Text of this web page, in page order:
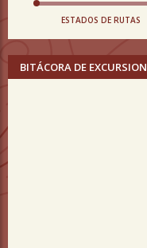
ESTADOS DE RUTAS
BITÁCORA DE